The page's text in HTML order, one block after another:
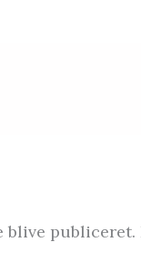
blive publiceret.